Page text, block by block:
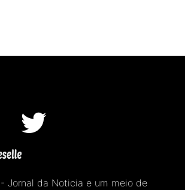
Jornal da Noticia e um meio de